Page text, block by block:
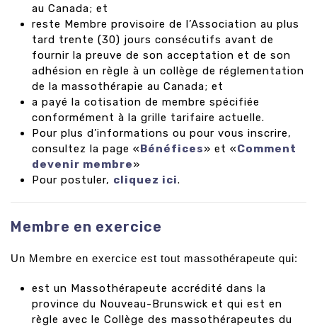
au Canada; et
reste Membre provisoire de l’Association au plus
tard trente (30) jours consécutifs avant de
fournir la preuve de son acceptation et de son
adhésion en règle à un collège de réglementation
de la massothérapie au Canada; et
a payé la cotisation de membre spécifiée
conformément à la grille tarifaire actuelle.
Pour plus d’informations ou pour vous inscrire,
consultez la page «Bénéfices» et «Comment
devenir membre»
Pour postuler, cliquez ici.
Membre en exercice
Un Membre en exercice est tout massothérapeute qui:
est un Massothérapeute accrédité dans la
province du Nouveau-Brunswick et qui est en
règle avec le Collège des massothérapeutes du